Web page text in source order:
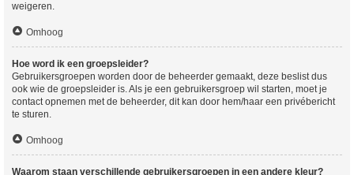
weigeren.
Omhoog
Hoe word ik een groepsleider?
Gebruikersgroepen worden door de beheerder gemaakt, deze beslist dus
ook wie de groepsleider is. Als je een gebruikersgroep wil starten, moet je
contact opnemen met de beheerder, dit kan door hem/haar een privébericht
te sturen.
Omhoog
Waarom staan verschillende gebruikersgroepen in een andere kleur?